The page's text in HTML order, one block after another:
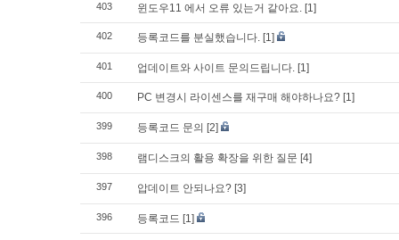
403 윈도우11 에서 오류 있는거 같아요. [1]
402 등록코드를 분실했습니다. [1]
401 업데이트와 사이트 문의드립니다. [1]
400 PC 변경시 라이센스를 재구매 해야하나요? [1]
399 등록코드 문의 [2]
398 램디스크의 활용 확장을 위한 질문 [4]
397 압데이트 안되나요? [3]
396 등록코드 [1]